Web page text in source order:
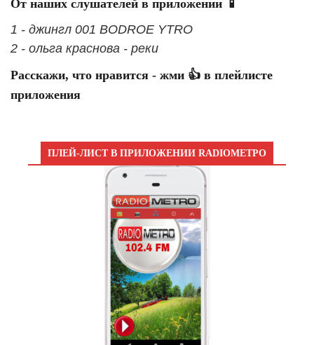
От наших слушателей в приложении 📱
1 - джингл 001 BODROE YTRO
2 - ольга краснова - реки
Расскажи, что нравится - жми 👍 в плейлисте
приложения
ПЛЕЙ-ЛИСТ В ПРИЛОЖЕНИИ RADIOМЕТРО